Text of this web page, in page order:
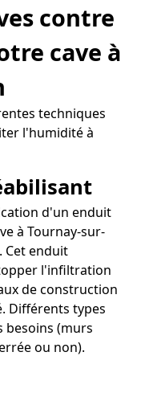
contre
cave à
techniques
l'humidité à
d'un enduit
à Tournay-sur-
Cet enduit
l'infiltration
de construction
Différents types
besoins (murs
ou non).